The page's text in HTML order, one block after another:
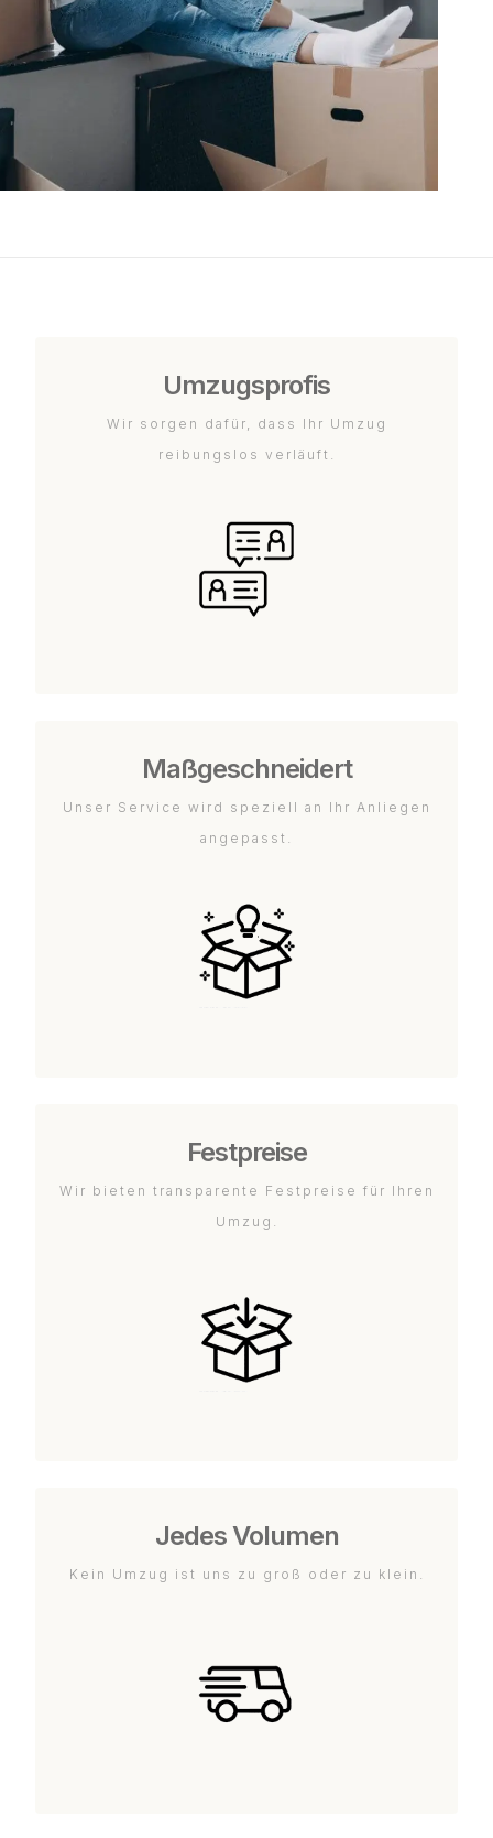
Umzugsprofis
Wir sorgen dafür, dass Ihr Umzug
reibungslos verläuft.
Maßgeschneidert
Unser Service wird speziell an Ihr Anliegen
angepasst.
Festpreise
Wir bieten transparente Festpreise für Ihren
Umzug.
Jedes Volumen
Kein Umzug ist uns zu groß oder zu klein.